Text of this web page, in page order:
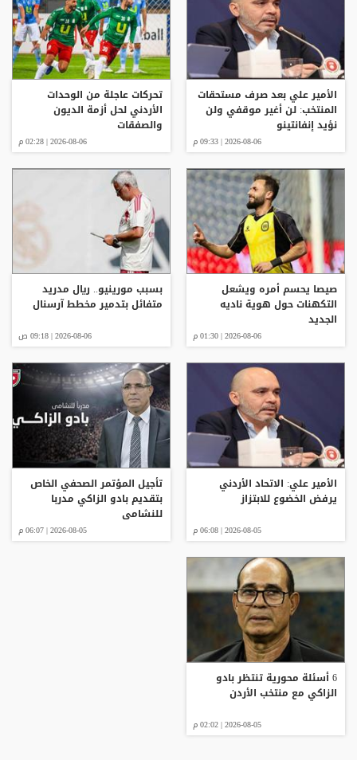
الأمير علي بعد صرف مستحقات
المنتخب: لن أغير موقفي ولن
نؤيد إنفانتينو
2026-08-06 | 09:33 م
تحركات عاجلة من الوحدات
الأردني لحل أزمة الديون
والصفقات
2026-08-06 | 02:28 م
صيصا يحسم أمره ويشعل
التكهنات حول هوية ناديه
الجديد
2026-08-06 | 01:30 م
بسبب مورينيو.. ريال مدريد
متفائل بتدمير مخطط آرسنال
2026-08-06 | 09:18 ص
الأمير علي: الاتحاد الأردني
يرفض الخضوع للابتزاز
2026-08-05 | 06:08 م
تأجيل المؤتمر الصحفي الخاص
بتقديم بادو الزاكي مدربا
للنشامى
2026-08-05 | 06:07 م
6 أسئلة محورية تنتظر بادو
الزاكي مع منتخب الأردن
2026-08-05 | 02:02 م